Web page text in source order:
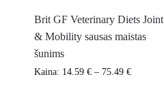
Brit GF Veterinary Diets Joint
& Mobility sausas maistas
šunims
Kaina: 14.59 €– 75.49 €